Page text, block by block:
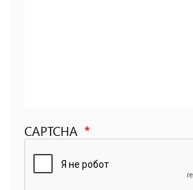
CAPTCHA